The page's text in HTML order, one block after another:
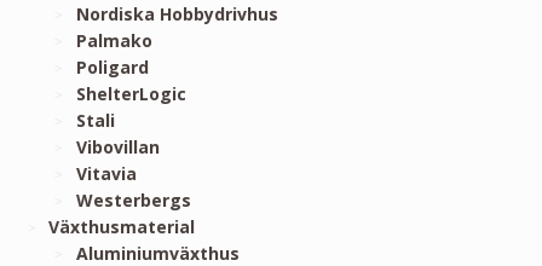
Nordiska Hobbydrivhus
Palmako
Poligard
ShelterLogic
Stali
Vibovillan
Vitavia
Westerbergs
Växthusmaterial
Aluminiumväxthus